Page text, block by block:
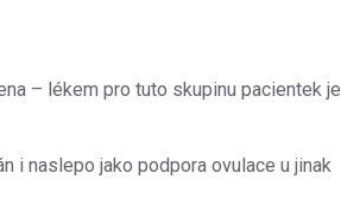
– lékem pro tuto skupinu pacientek je
i naslepo jako podpora ovulace u jinak